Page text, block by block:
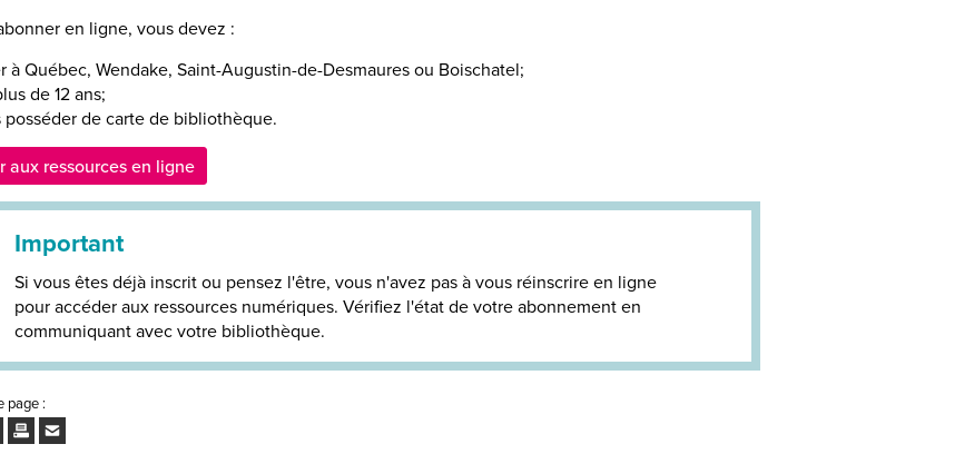
en ligne, vous devez :
à Québec, Wendake, Saint-Augustin-de-Desmaures ou Boischatel;
de 12 ans;
posséder de carte de bibliothèque.
aux ressources en ligne
Important
Si vous êtes déjà inscrit ou pensez l'être, vous n'avez pas à vous réinscrire en ligne
pour accéder aux ressources numériques. Vérifiez l'état de votre abonnement en
communiquant avec votre bibliothèque.
page :
ImprimerEnvoyer